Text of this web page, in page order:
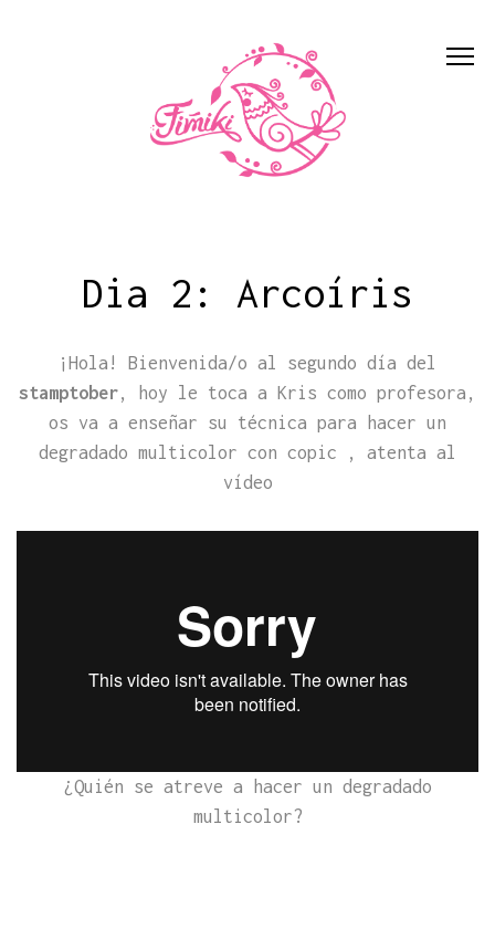
Dia 2: Arcoíris
¡Hola! Bienvenida/o al segundo día del
stamptober, hoy le toca a Kris como profesora,
os va a enseñar su técnica para hacer un
degradado multicolor con copic , atenta al
vídeo
¿Quién se atreve a hacer un degradado
multicolor?